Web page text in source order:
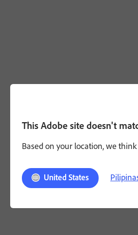
This Adobe site doesn't
Based on your location, we
United States